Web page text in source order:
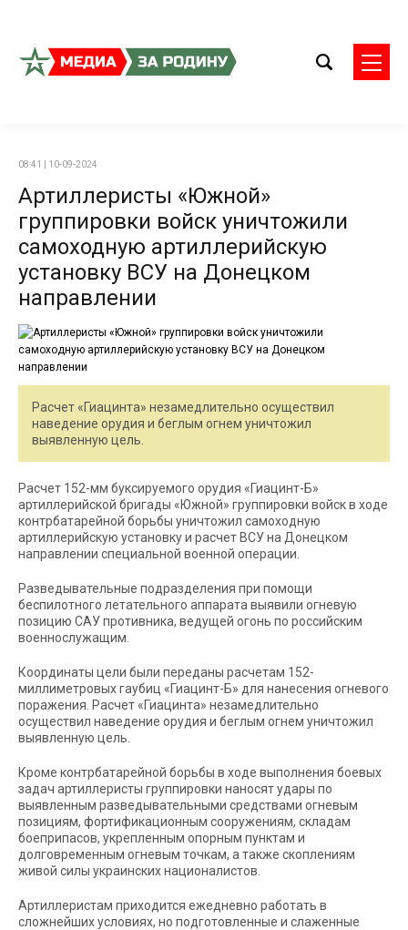
08:41 | 10-09-2024
Артиллеристы «Южной»
группировки войск уничтожили
самоходную артиллерийскую
установку ВСУ на Донецком
направлении
Расчет «Гиацинта» незамедлительно осуществил
наведение орудия и беглым огнем уничтожил
выявленную цель.
Расчет 152-мм буксируемого орудия «Гиацинт-Б»
артиллерийской бригады «Южной» группировки войск в ходе
контрбатарейной борьбы уничтожил самоходную
артиллерийскую установку и расчет ВСУ на Донецком
направлении специальной военной операции.
Разведывательные подразделения при помощи
беспилотного летательного аппарата выявили огневую
позицию САУ противника, ведущей огонь по российским
военнослужащим.
Координаты цели были переданы расчетам 152-
миллиметровых гаубиц «Гиацинт-Б» для нанесения огневого
поражения. Расчет «Гиацинта» незамедлительно
осуществил наведение орудия и беглым огнем уничтожил
выявленную цель.
Кроме контрбатарейной борьбы в ходе выполнения боевых
задач артиллеристы группировки наносят удары по
выявленным разведывательными средствами огневым
позициям, фортификационным сооружениям, складам
боеприпасов, укрепленным опорным пунктам и
долговременным огневым точкам, а также скоплениям
живой силы украинских националистов.
Артиллеристам приходится ежедневно работать в
сложнейших условиях, но подготовленные и слаженные